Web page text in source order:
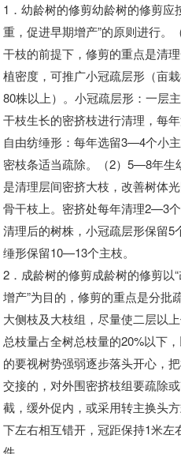
1．幼龄树的修剪幼龄树的修剪应
重，促进早期增产”的原则进行
干枝的前提下，修剪的重点是清
植密度，可推广小冠疏层形（亩
80株以上）。小冠疏层形：一层
干枝生长的密挤枝进行清理，每
自由纺缍形：每年选留3—4个小
密枝条适当疏除。（2）5—8年生
是清理层间密挤大枝，改善树体
骨干枝上。密挤处每年清理2—3
清理后的树株，小冠疏层形保留
缍形保留10—13个主枝。
2．成龄树的修剪成龄树的修剪以
增产”为目的，修剪的重点是分批
大侧枝及大枝组，尽量使二层以
总枝量占全树总枝量的20%以下
的要视树势强弱逐步落头开心，
交接的，对外围密挤枝组要疏除
截，缓外促内，或采用转主换头
下左右相互错开，冠距保持1米